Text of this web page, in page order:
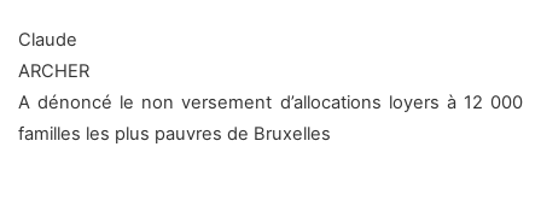
Claude
ARCHER
A dénoncé le non versement d’allocations loyers à 12 000
familles les plus pauvres de Bruxelles